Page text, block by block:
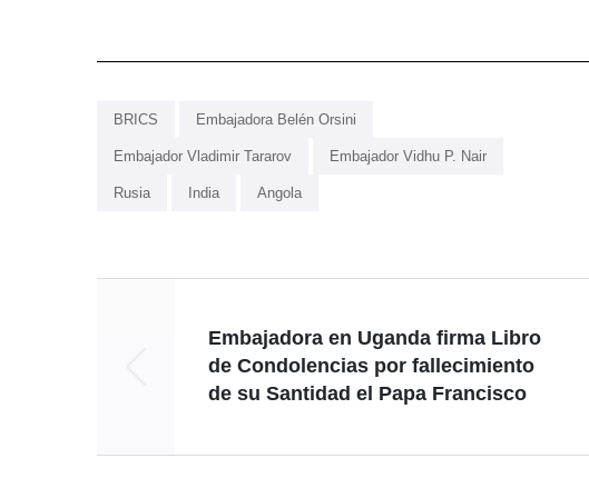
BRICS Embajadora Belén Orsini
Embajador Vladimir Tararov Embajador Vidhu P. Nair
Rusia India Angola
Embajadora en Uganda firma Libro
de Condolencias por fallecimiento
de su Santidad el Papa Francisco